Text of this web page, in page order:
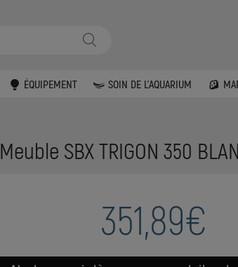
ÉQUIPEMENT SOIN DE L'AQUARIUM
Meuble SBX TRIGON 350
351,89€